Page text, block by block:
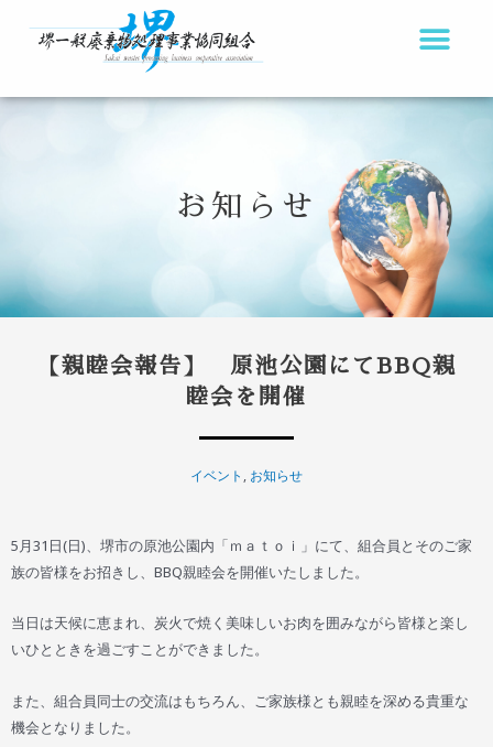
ス
お知らせ
【親睦会報告】 原池公園にてBBQ親
睦会を開催
イベント , お知らせ
5月31日(日)、堺市の原池公園内「ｍａｔｏｉ」にて、組合員とそのご家
族の皆様をお招きし、BBQ親睦会を開催いたしました。
当日は天候に恵まれ、炭火で焼く美味しいお肉を囲みながら皆様と楽し
いひとときを過ごすことができました。
また、組合員同士の交流はもちろん、ご家族様とも親睦を深める貴重な
機会となりました。